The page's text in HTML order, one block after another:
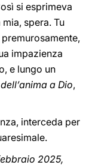
si esprimeva
spera. Tu
impazienza
e lungo un
a Dio,
interceda per
2025,